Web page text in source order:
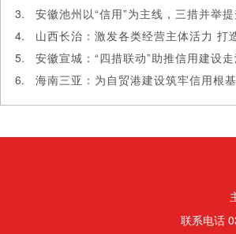
安徽池州以“信用”为主线，三措并举
山西长治：激发各类经营主体活力 打
安徽宣城：“四措联动”助推信用建设
海南三亚：为自贸港建设筑牢信用根基
联系电话